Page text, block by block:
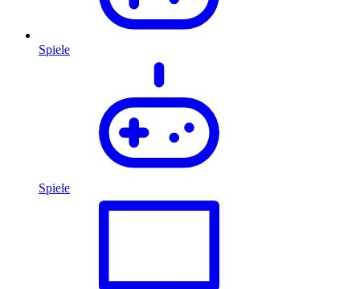
Spiele
Spiele